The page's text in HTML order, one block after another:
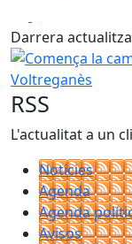
Darrera
Comença la
RSS
L'actualitat a un
Notícies
Agenda
Agenda
Avisos